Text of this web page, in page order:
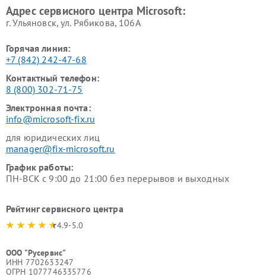
Адрес сервисного центра Microsoft:
г. Ульяновск, ул. Рябикова, 106А
Горячая линия:
+7 (842) 242-47-68
Контактный телефон:
8 (800) 302-71-75
Электронная почта:
info@microsoft-fix.ru
для юридических лиц
manager@fix-microsoft.ru
График работы:
ПН-ВСК с 9:00 до 21:00 без перерывов и выходных
Рейтинг сервисного центра
4.9-5.0
ООО "Русервис"
ИНН 7702633247
ОГРН 1077746335776